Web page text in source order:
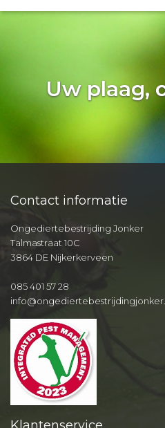
Uw plaag,
Contact informatie
Ongediertebestrijding Jonker
Talmastraat 10C
3864 DE Nijkerkerveen
085 401 57 28